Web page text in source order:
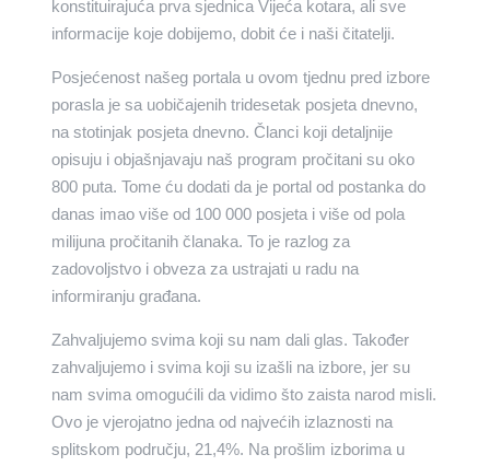
konstituirajuća prva sjednica Vijeća kotara, ali sve
informacije koje dobijemo, dobit će i naši čitatelji.
Posjećenost našeg portala u ovom tjednu pred izbore
porasla je sa uobičajenih tridesetak posjeta dnevno,
na stotinjak posjeta dnevno. Članci koji detaljnije
opisuju i objašnjavaju naš program pročitani su oko
800 puta. Tome ću dodati da je portal od postanka do
danas imao više od 100 000 posjeta i više od pola
milijuna pročitanih članaka. To je razlog za
zadovoljstvo i obveza za ustrajati u radu na
informiranju građana.
Zahvaljujemo svima koji su nam dali glas. Također
zahvaljujemo i svima koji su izašli na izbore, jer su
nam svima omogućili da vidimo što zaista narod misli.
Ovo je vjerojatno jedna od najvećih izlaznosti na
splitskom području, 21,4%. Na prošlim izborima u